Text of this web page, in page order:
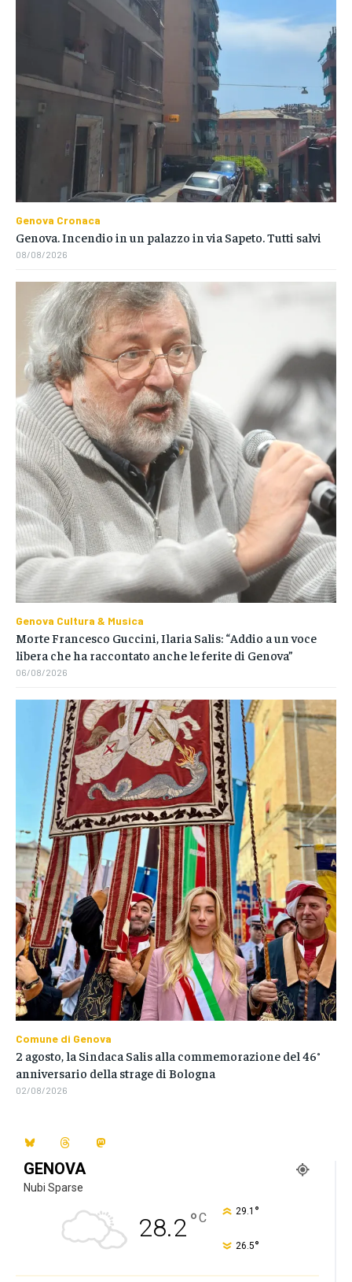
GENOVA
Nubi Sparse
28.2°C 29.1 °
26.5°
Genova Cronaca
Genova. Incendio in un palazzo in via Sapeto. Tutti salvi
08/08/2026
Genova Cultura & Musica
Morte Francesco Guccini, Ilaria Salis: “Addio a un voce
libera che ha raccontato anche le ferite di Genova”
06/08/2026
Comune di Genova
2 agosto, la Sindaca Salis alla commemorazione del 46°
anniversario della strage di Bologna
02/08/2026